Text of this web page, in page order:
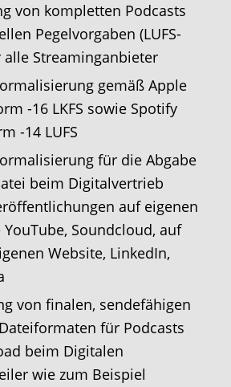
von kompletten Podcasts
Pegelvorgaben (LUFS-
alle Streaminganbieter
gemäß Apple
-16 LKFS sowie Spotify
-14 LUFS
für die Abgabe
beim Digitalvertrieb
auf eigenen
Soundcloud, auf
Website, LinkedIn,
von finalen, sendefähigen
für Podcasts
beim Digitalen
wie zum Beispiel